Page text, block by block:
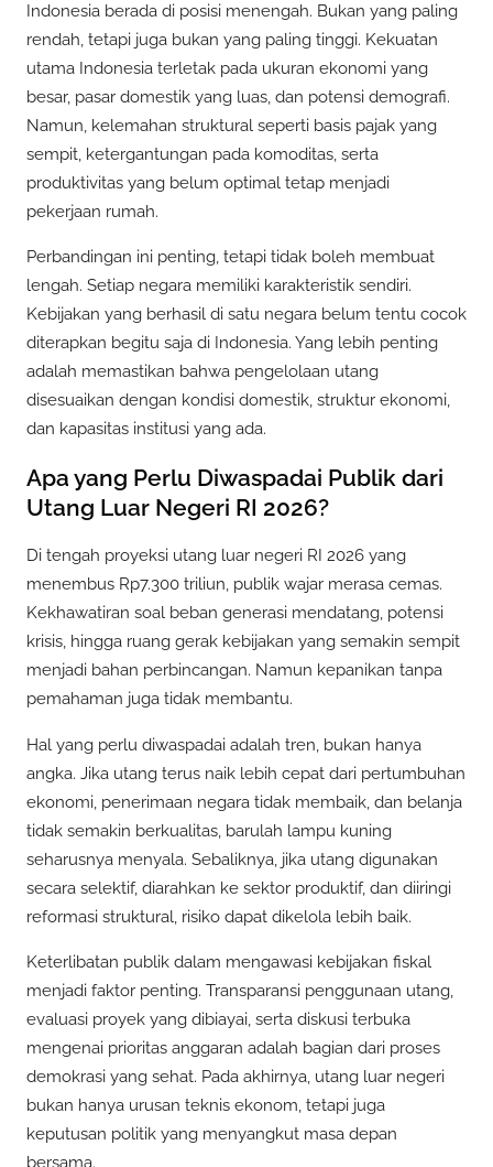
Indonesia berada di posisi menengah. Bukan yang paling
rendah, tetapi juga bukan yang paling tinggi. Kekuatan
utama Indonesia terletak pada ukuran ekonomi yang
besar, pasar domestik yang luas, dan potensi demografi.
Namun, kelemahan struktural seperti basis pajak yang
sempit, ketergantungan pada komoditas, serta
produktivitas yang belum optimal tetap menjadi
pekerjaan rumah.
Perbandingan ini penting, tetapi tidak boleh membuat
lengah. Setiap negara memiliki karakteristik sendiri.
Kebijakan yang berhasil di satu negara belum tentu cocok
diterapkan begitu saja di Indonesia. Yang lebih penting
adalah memastikan bahwa pengelolaan utang
disesuaikan dengan kondisi domestik, struktur ekonomi,
dan kapasitas institusi yang ada.
Apa yang Perlu Diwaspadai Publik dari
Utang Luar Negeri RI 2026?
Di tengah proyeksi utang luar negeri RI 2026 yang
menembus Rp7.300 triliun, publik wajar merasa cemas.
Kekhawatiran soal beban generasi mendatang, potensi
krisis, hingga ruang gerak kebijakan yang semakin sempit
menjadi bahan perbincangan. Namun kepanikan tanpa
pemahaman juga tidak membantu.
Hal yang perlu diwaspadai adalah tren, bukan hanya
angka. Jika utang terus naik lebih cepat dari pertumbuhan
ekonomi, penerimaan negara tidak membaik, dan belanja
tidak semakin berkualitas, barulah lampu kuning
seharusnya menyala. Sebaliknya, jika utang digunakan
secara selektif, diarahkan ke sektor produktif, dan diiringi
reformasi struktural, risiko dapat dikelola lebih baik.
Keterlibatan publik dalam mengawasi kebijakan fiskal
menjadi faktor penting. Transparansi penggunaan utang,
evaluasi proyek yang dibiayai, serta diskusi terbuka
mengenai prioritas anggaran adalah bagian dari proses
demokrasi yang sehat. Pada akhirnya, utang luar negeri
bukan hanya urusan teknis ekonom, tetapi juga
keputusan politik yang menyangkut masa depan
bersama.